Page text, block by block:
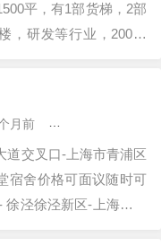
平，有1部货梯，2部
，研发等行业，200平
仓库可分租，层高10米
平方单层仓库可分租，
月前
道交叉口-上海市青浦区
宿舍价格可面议随时可
泾徐泾新区-上海市青